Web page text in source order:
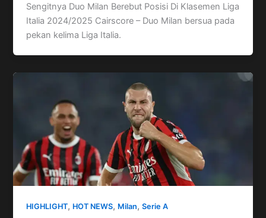
Sengitnya Duo Milan Berebut Posisi Di Klasemen Liga
Italia 2024/2025 Cairscore – Duo Milan bersua pada
pekan kelima Liga Italia.
HIGHLIGHT, HOT NEWS, Milan,Serie A